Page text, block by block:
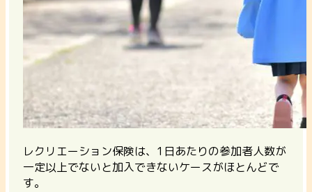
レクリエーション保険は、1日あたりの参加者人数が
一定以上でないと加入できないケースがほとんどで
す。